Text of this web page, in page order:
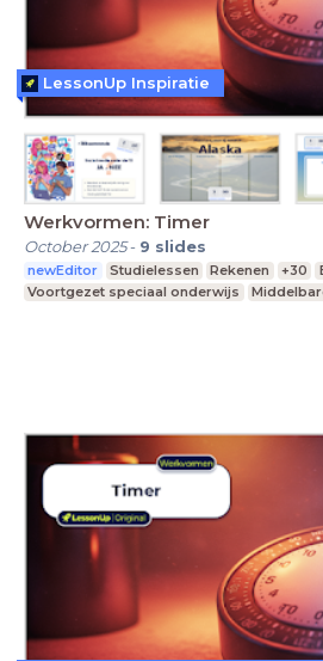
Werkvormen: Timer
October 2025- 9 slides
newEditor Studielessen Rekenen +30
Voortgezet speciaal onderwijs
LessonUp Inspiratie